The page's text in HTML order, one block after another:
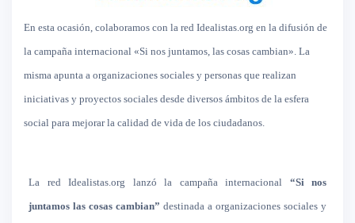
En esta ocasión, colaboramos con la red Idealistas.org en la difusión de
la campaña internacional «Si nos juntamos, las cosas cambian». La
misma apunta a organizaciones sociales y personas que realizan
iniciativas y proyectos sociales desde diversos ámbitos de la esfera
social para mejorar la calidad de vida de los ciudadanos.
La red Idealistas.org lanzó la campaña internacional “Si nos
juntamos las cosas cambian” destinada a organizaciones sociales y